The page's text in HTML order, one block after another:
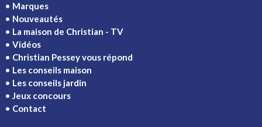
Marques
Nouveautés
La maison de Christian - TV
Vidéos
Christian Pessey vous répond
Les conseils maison
Les conseils jardin
Jeux concours
Contact